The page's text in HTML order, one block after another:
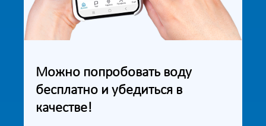
Можно попробовать воду
бесплатно и убедиться в
качестве!